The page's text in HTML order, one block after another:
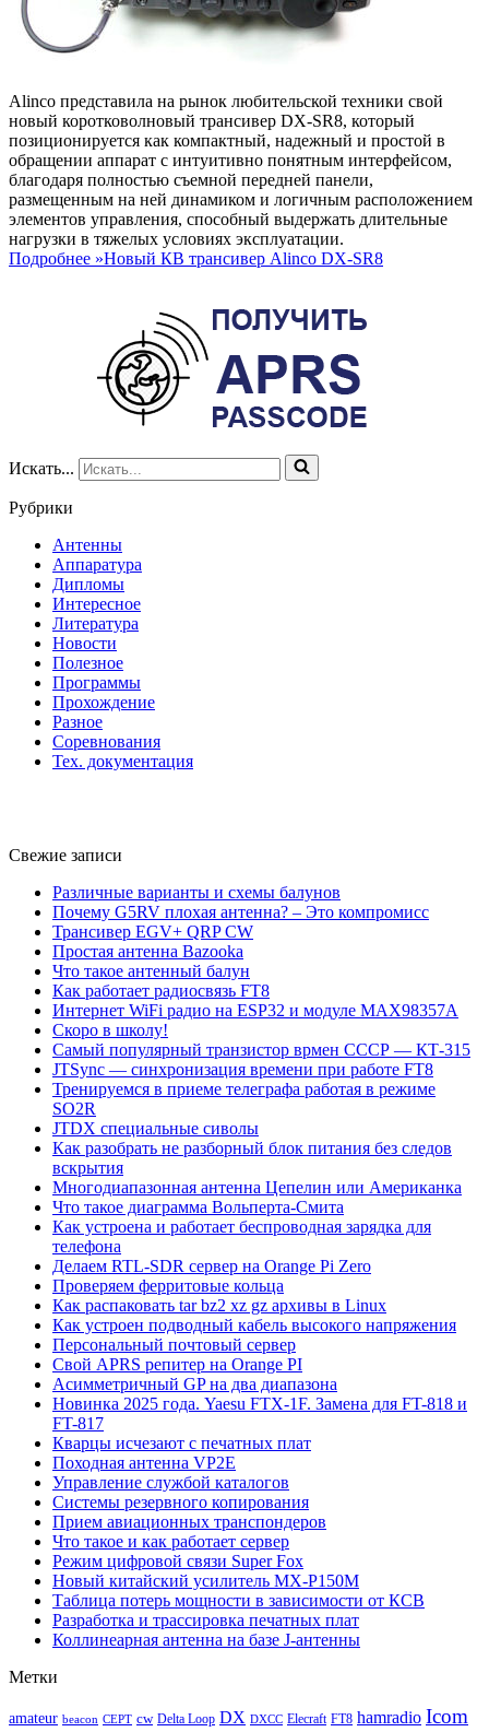
Alinco представила на рынок любительской техники свой
новый коротковолновый трансивер DX-SR8, который
позиционируется как компактный, надежный и простой в
обращении аппарат с интуитивно понятным интерфейсом,
благодаря полностью съемной передней панели,
размещенным на ней динамиком и логичным расположением
элементов управления, способный выдержать длительные
нагрузки в тяжелых условиях эксплуатации.
Подробнее »Новый КВ трансивер Alinco DX-SR8
Искать...
Рубрики
Антенны
Аппаратура
Дипломы
Интересное
Литература
Новости
Полезное
Программы
Прохождение
Разное
Соревнования
Тех. документация
Свежие записи
Различные варианты и схемы балунов
Почему G5RV плохая антенна? – Это компромисс
Трансивер EGV+ QRP CW
Простая антенна Bazooka
Что такое антенный балун
Как работает радиосвязь FT8
Интернет WiFi радио на ESP32 и модуле MAX98357A
Скоро в школу!
Самый популярный транзистор врмен СССР — КТ-315
JTSync — синхронизация времени при работе FT8
Тренируемся в приеме телеграфа работая в режиме
SO2R
JTDX специальные сиволы
Как разобрать не разборный блок питания без следов
вскрытия
Многодиапазонная антенна Цепелин или Американка
Что такое диаграмма Вольперта-Смита
Как устроена и работает беспроводная зарядка для
телефона
Делаем RTL-SDR сервер на Orange Pi Zero
Проверяем ферритовые кольца
Как распаковать tar bz2 xz gz архивы в Linux
Как устроен подводный кабель высокого напряжения
Персональный почтовый сервер
Свой APRS репитер на Orange PI
Асимметричный GP на два диапазона
Новинка 2025 года. Yaesu FTX-1F. Замена для FT-818 и
FT-817
Кварцы исчезают с печатных плат
Походная антенна VP2E
Управление службой каталогов
Системы резервного копирования
Прием авиационных транспондеров
Что такое и как работает сервер
Режим цифровой связи Super Fox
Новый китайский усилитель MX-P150M
Таблица потерь мощности в зависимости от КСВ
Разработка и трассировка печатных плат
Коллинеарная антенна на базе J-антенны
Метки
amateur beacon CEPT cw Delta Loop DX DXCC Elecraft FT8 hamradio Icom